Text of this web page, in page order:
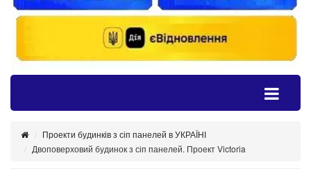
Проекти будинків з сіп панелей в УКРАЇНІ
Двоповерховий будинок з сіп панелей. Проект Victoria